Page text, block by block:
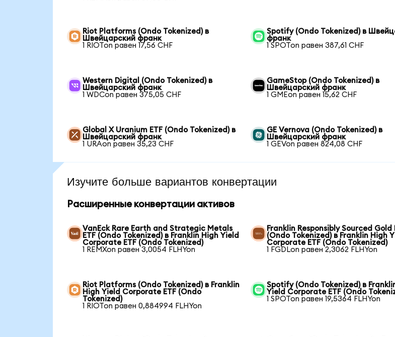
Riot Platforms (Ondo Tokenized) в
Швейцарский франк
1 RIOTon равен 17,56 CHF
Spotify (Ondo Tokenized) в
франк
1 SPOTon равен 387,61 CHF
Western Digital (Ondo Tokenized) в
Швейцарский франк
1 WDCon равен 375,05 CHF
GameStop (Ondo Tokenized) в
Швейцарский франк
1 GMEon равен 15,62 CHF
Global X Uranium ETF (Ondo Tokenized) в
Швейцарский франк
1 URAon равен 35,23 CHF
GE Vernova (Ondo Tokenized) в
Швейцарский франк
1 GEVon равен 824,08 CHF
Изучите больше вариантов конвертации
Расширенные конвертации активов
VanEck Rare Earth and Strategic Metals
ETF (Ondo Tokenized) в Franklin High Yield
Corporate ETF (Ondo Tokenized)
1 REMXon равен 3,0054 FLHYon
Franklin Responsibly Sourced Gold
(Ondo Tokenized) в Franklin High
Corporate ETF (Ondo Tokenized)
1 FGDLon равен 2,3062 FLHYon
Riot Platforms (Ondo Tokenized) в Franklin
High Yield Corporate ETF (Ondo
Tokenized)
1 RIOTon равен 0,884994 FLHYon
Spotify (Ondo Tokenized) в
Yield Corporate ETF (Ondo
1 SPOTon равен 19,5364 FLHYon